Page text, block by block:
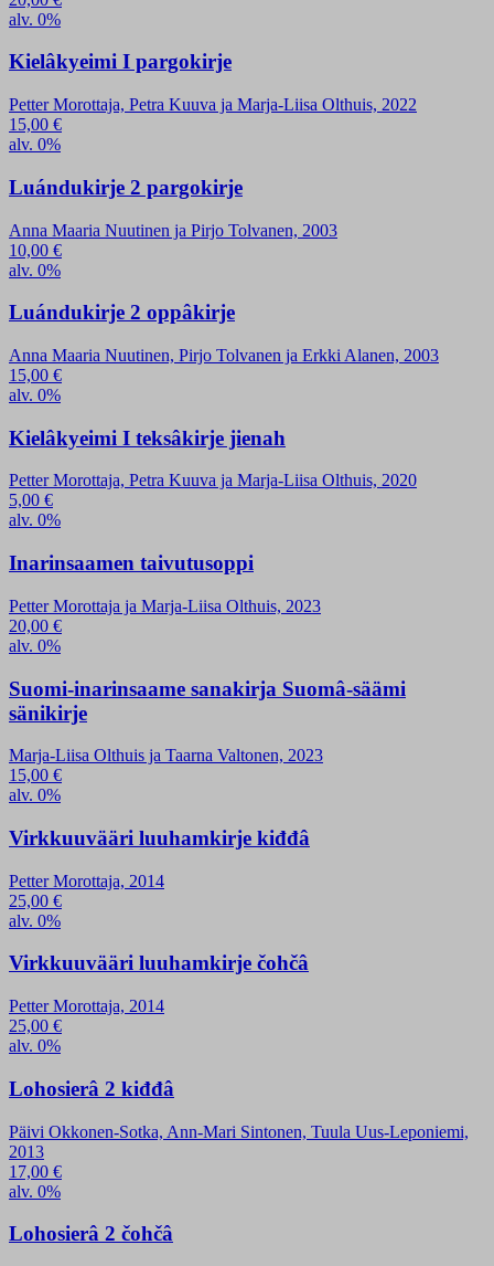
alv. 0%
Kielâkyeimi I pargokirje
Petter Morottaja, Petra Kuuva ja Marja-Liisa Olthuis, 2022
15,00 €
alv. 0%
Luándukirje 2 pargokirje
Anna Maaria Nuutinen ja Pirjo Tolvanen, 2003
10,00 €
alv. 0%
Luándukirje 2 oppâkirje
Anna Maaria Nuutinen, Pirjo Tolvanen ja Erkki Alanen, 2003
15,00 €
alv. 0%
Kielâkyeimi I teksâkirje jienah
Petter Morottaja, Petra Kuuva ja Marja-Liisa Olthuis, 2020
5,00 €
alv. 0%
Inarinsaamen taivutusoppi
Petter Morottaja ja Marja-Liisa Olthuis, 2023
20,00 €
alv. 0%
Suomi-inarinsaame sanakirja Suomâ-säämi
sänikirje
Marja-Liisa Olthuis ja Taarna Valtonen, 2023
15,00 €
alv. 0%
Virkkuuvääri luuhamkirje kiđđâ
Petter Morottaja, 2014
25,00 €
alv. 0%
Virkkuuvääri luuhamkirje čohčâ
Petter Morottaja, 2014
25,00 €
alv. 0%
Lohosierâ 2 kiđđâ
Päivi Okkonen-Sotka, Ann-Mari Sintonen, Tuula Uus-Leponiemi,
2013
17,00 €
alv. 0%
Lohosierâ 2 čohčâ